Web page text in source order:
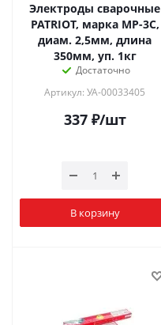
Электроды сварочные
PATRIOT, марка МР-3С,
диам. 2,5мм, длина
350мм, уп. 1кг
Достаточно
Артикул: УА-00033405
337₽/шт
В корзину